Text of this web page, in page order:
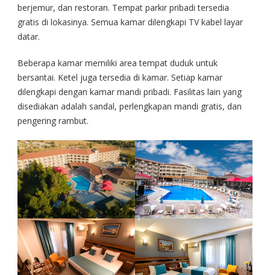
berjemur, dan restoran. Tempat parkir pribadi tersedia
gratis di lokasinya. Semua kamar dilengkapi TV kabel layar
datar.
Beberapa kamar memiliki area tempat duduk untuk
bersantai. Ketel juga tersedia di kamar. Setiap kamar
dilengkapi dengan kamar mandi pribadi. Fasilitas lain yang
disediakan adalah sandal, perlengkapan mandi gratis, dan
pengering rambut.